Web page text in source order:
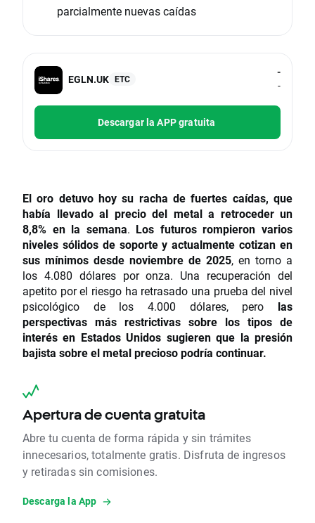
parcialmente nuevas caídas
EGLN.UK ETC
-
-
Descargar la APP gratuita
El oro detuvo hoy su racha de fuertes caídas, que
había llevado al precio del metal a retroceder un
8,8% en la semana. Los futuros rompieron varios
niveles sólidos de soporte y actualmente cotizan en
sus mínimos desde noviembre de 2025, en torno a
los 4.080 dólares por onza. Una recuperación del
apetito por el riesgo ha retrasado una prueba del nivel
psicológico de los 4.000 dólares, pero las
perspectivas más restrictivas sobre los tipos de
interés en Estados Unidos sugieren que la presión
bajista sobre el metal precioso podría continuar.
Apertura de cuenta gratuita
Abre tu cuenta de forma rápida y sin trámites
innecesarios, totalmente gratis. Disfruta de ingresos
y retiradas sin comisiones.
Descarga la App